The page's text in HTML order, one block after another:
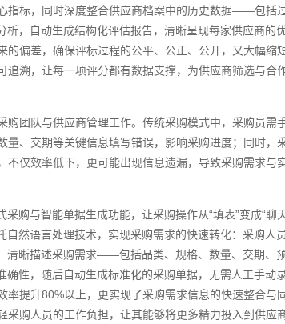
标，同时深度整合供应商档案中的历史数据——包括过
，自动生成结构化评估报告，清晰呈现每家供应商的
偏差，确保评标过程的公平、公正、公开，又大幅缩
溯，让每一项评分都有数据支撑，为供应商筛选与合
团队与供应商管理工作。传统采购模式中，采购员需
、交期等关键信息填写错误，影响采购进度；同时，
仅效率低下，更可能出现信息遗漏，导致采购需求与
购与智能单据生成功能，让采购操作从“填表”变成“聊
然语言处理技术，实现采购需求的快速转化：采购人
清晰描述采购需求——包括品类、规格、数量、交期、
性，随后自动生成标准化的采购单据，无需人工手动
提升80%以上，更实现了采购需求信息的快速整合与
购人员的工作负担，让其能够将更多精力投入到供应